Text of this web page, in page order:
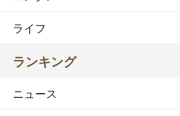
ライフ
ランキング
ニュース